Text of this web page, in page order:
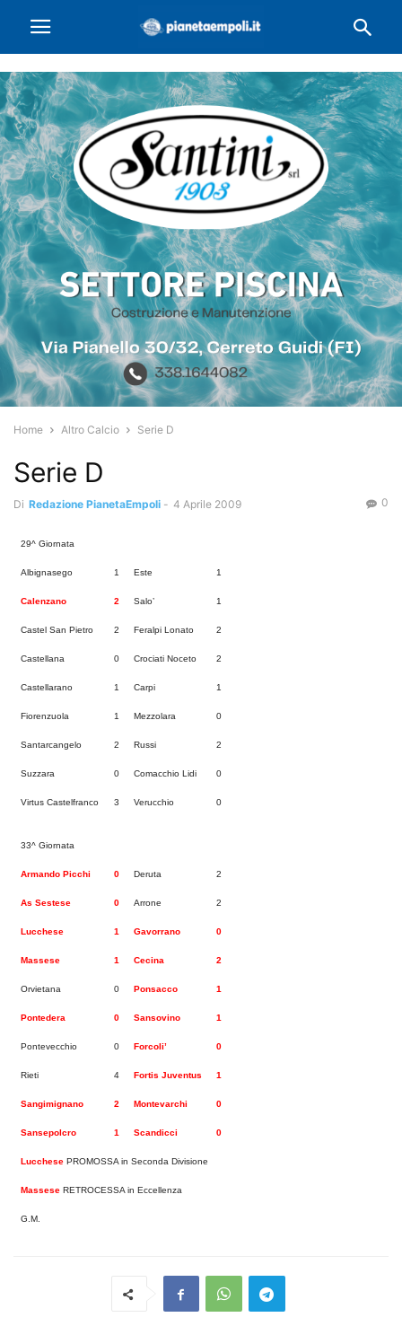
Home Altro Calcio Serie D
Serie D
Di Redazione PianetaEmpoli - 4 Aprile 2009 0
29^ Giornata
Albignasego 1 Este 1
Calenzano 2 Salo’ 1
Castel San Pietro 2 Feralpi Lonato 2
Castellana 0 Crociati Noceto 2
Castellarano 1 Carpi 1
Fiorenzuola 1 Mezzolara 0
Santarcangelo 2 Russi 2
Suzzara 0 Comacchio Lidi 0
Virtus Castelfranco 3 Verucchio 0
33^ Giornata
Armando Picchi 0 Deruta 2
As Sestese 0 Arrone 2
Lucchese 1 Gavorrano 0
Massese 1 Cecina 2
Orvietana 0 Ponsacco 1
Pontedera 0 Sansovino 1
Pontevecchio 0 Forcoli’ 0
Rieti 4 Fortis Juventus 1
Sangimignano 2 Montevarchi 0
Sansepolcro 1 Scandicci 0
Lucchese PROMOSSA in Seconda Divisione
Massese RETROCESSA in Eccellenza
G.M.